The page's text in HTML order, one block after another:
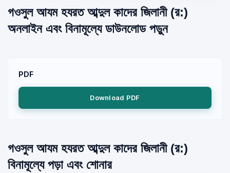
গওসুল আযম হযরত আব্দুল কাদের জিলানী (র:)
অনলাইন এবং বিনামূল্যে ডাউনলোড পড়ুন
PDF
Download PDF
গওসুল আযম হযরত আব্দুল কাদের জিলানী (র:)
বিনামূল্যে পড়া এবং শোনার